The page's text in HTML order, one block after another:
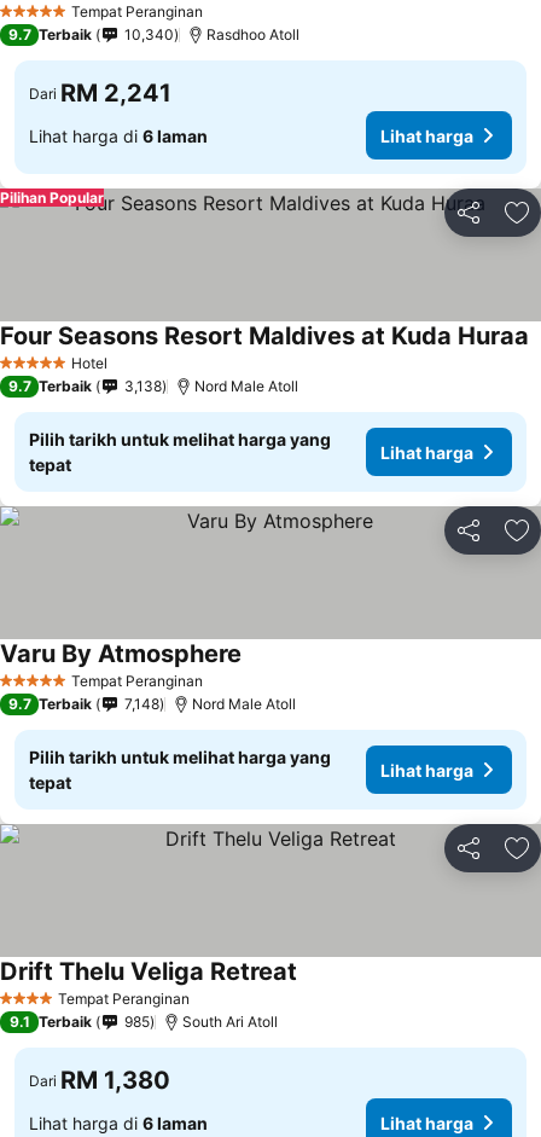
5 Bintang Tempat Peranginan
9.7 Terbaik 10,340 Rasdhoo Atoll
Dari RM 2,241
Lihat harga di 6 laman Lihat harga
Kongsi
Pilihan Popular
5 Bintang Hotel
Four Seasons Resort Maldives at Kuda Huraa
9.7 Terbaik 3,138 Nord Male Atoll
Pilih tarikh untuk melihat harga yang
tepat
Lihat harga
Kongsi
5 Bintang Tempat Peranginan
Varu By Atmosphere
9.7 Terbaik 7,148 Nord Male Atoll
Pilih tarikh untuk melihat harga yang
tepat
Lihat harga
Kongsi
4 BintangTempat Peranginan
Drift Thelu Veliga Retreat
9.1 Terbaik 985 South Ari Atoll
Dari RM 1,380
Lihat harga di 6 laman Lihat harga